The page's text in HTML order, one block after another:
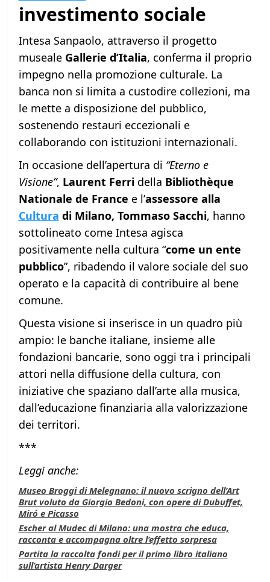
investimento sociale
Intesa Sanpaolo, attraverso il progetto
museale Gallerie d’Italia, conferma il proprio
impegno nella promozione culturale. La
banca non si limita a custodire collezioni, ma
le mette a disposizione del pubblico,
sostenendo restauri eccezionali e
collaborando con istituzioni internazionali.
In occasione dell’apertura di “Eterno e
Visione”, Laurent Ferridella Bibliothèque
Nationale de France e l’assessore alla
Cultura di Milano, Tommaso Sacchi, hanno
sottolineato come Intesa agisca
positivamente nella cultura “come un ente
pubblico”, ribadendo il valore sociale del suo
operato e la capacità di contribuire al bene
comune.
Questa visione si inserisce in un quadro più
ampio: le banche italiane, insieme alle
fondazioni bancarie, sono oggi tra i principali
attori nella diffusione della cultura, con
iniziative che spaziano dall’arte alla musica,
dall’educazione finanziaria alla valorizzazione
dei territori.
***
Leggi anche:
Museo Broggi di Melegnano: il nuovo scrigno dell’Art
Brut voluto da Giorgio Bedoni, con opere di Dubuffet,
Miró e Picasso
Escher al Mudec di Milano: una mostra che educa,
racconta e accompagna oltre l’effetto sorpresa
Partita la raccolta fondi per il primo libro italiano
sull’artista Henry Darger